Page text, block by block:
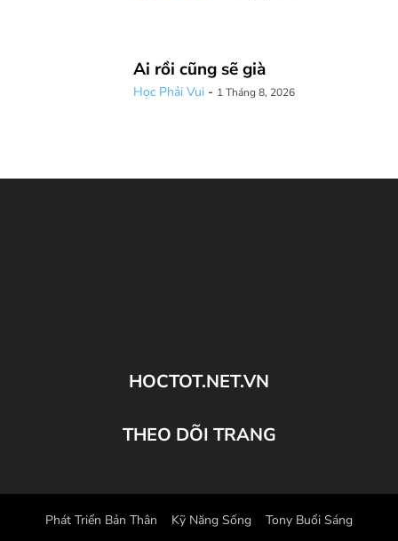
Ai rồi cũng sẽ già
Học Phải Vui - 1 Tháng 8, 2026
HOCTOT.NET.VN
THEO DÕI TRANG
Phát Triển Bản Thân Kỹ Năng Sống Tony Buổi Sáng